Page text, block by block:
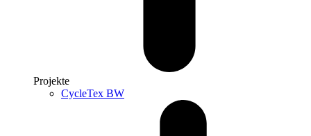
Projekte
CycleTex BW